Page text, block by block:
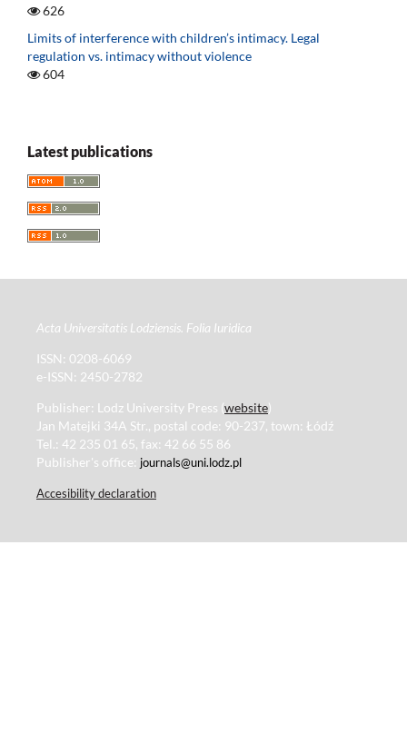
626
Limits of interference with children’s intimacy. Legal
regulation vs. intimacy without violence
604
Latest publications
Acta Universitatis Lodziensis. Folia Iuridica
ISSN: 0208-6069
e-ISSN: 2450-2782
Publisher: Lodz University Press (website)
Jan Matejki 34A Str., postal code: 90-237, town: Łódź
Tel.: 42 235 01 65, fax: 42 66 55 86
Publisher's office: journals@uni.lodz.pl
Accesibility declaration